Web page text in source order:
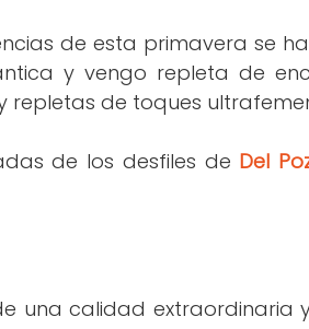
de esta primavera se
y vengo repleta de
repletas de toques
de los desfiles de Del
una calidad extraordinaria